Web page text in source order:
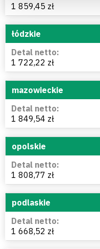
1 859,45 zł
łódzkie
1 722,22 zł
mazowieckie
1 849,54 zł
opolskie
1 808,77 zł
podlaskie
1 668,52 zł